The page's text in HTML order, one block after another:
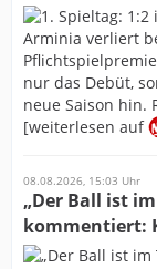
nur das Debüt,
neue Saison hin.
[weiterlesen auf
08.08.2026, 15:03 Uhr
„Der Ball ist
kommentiert: